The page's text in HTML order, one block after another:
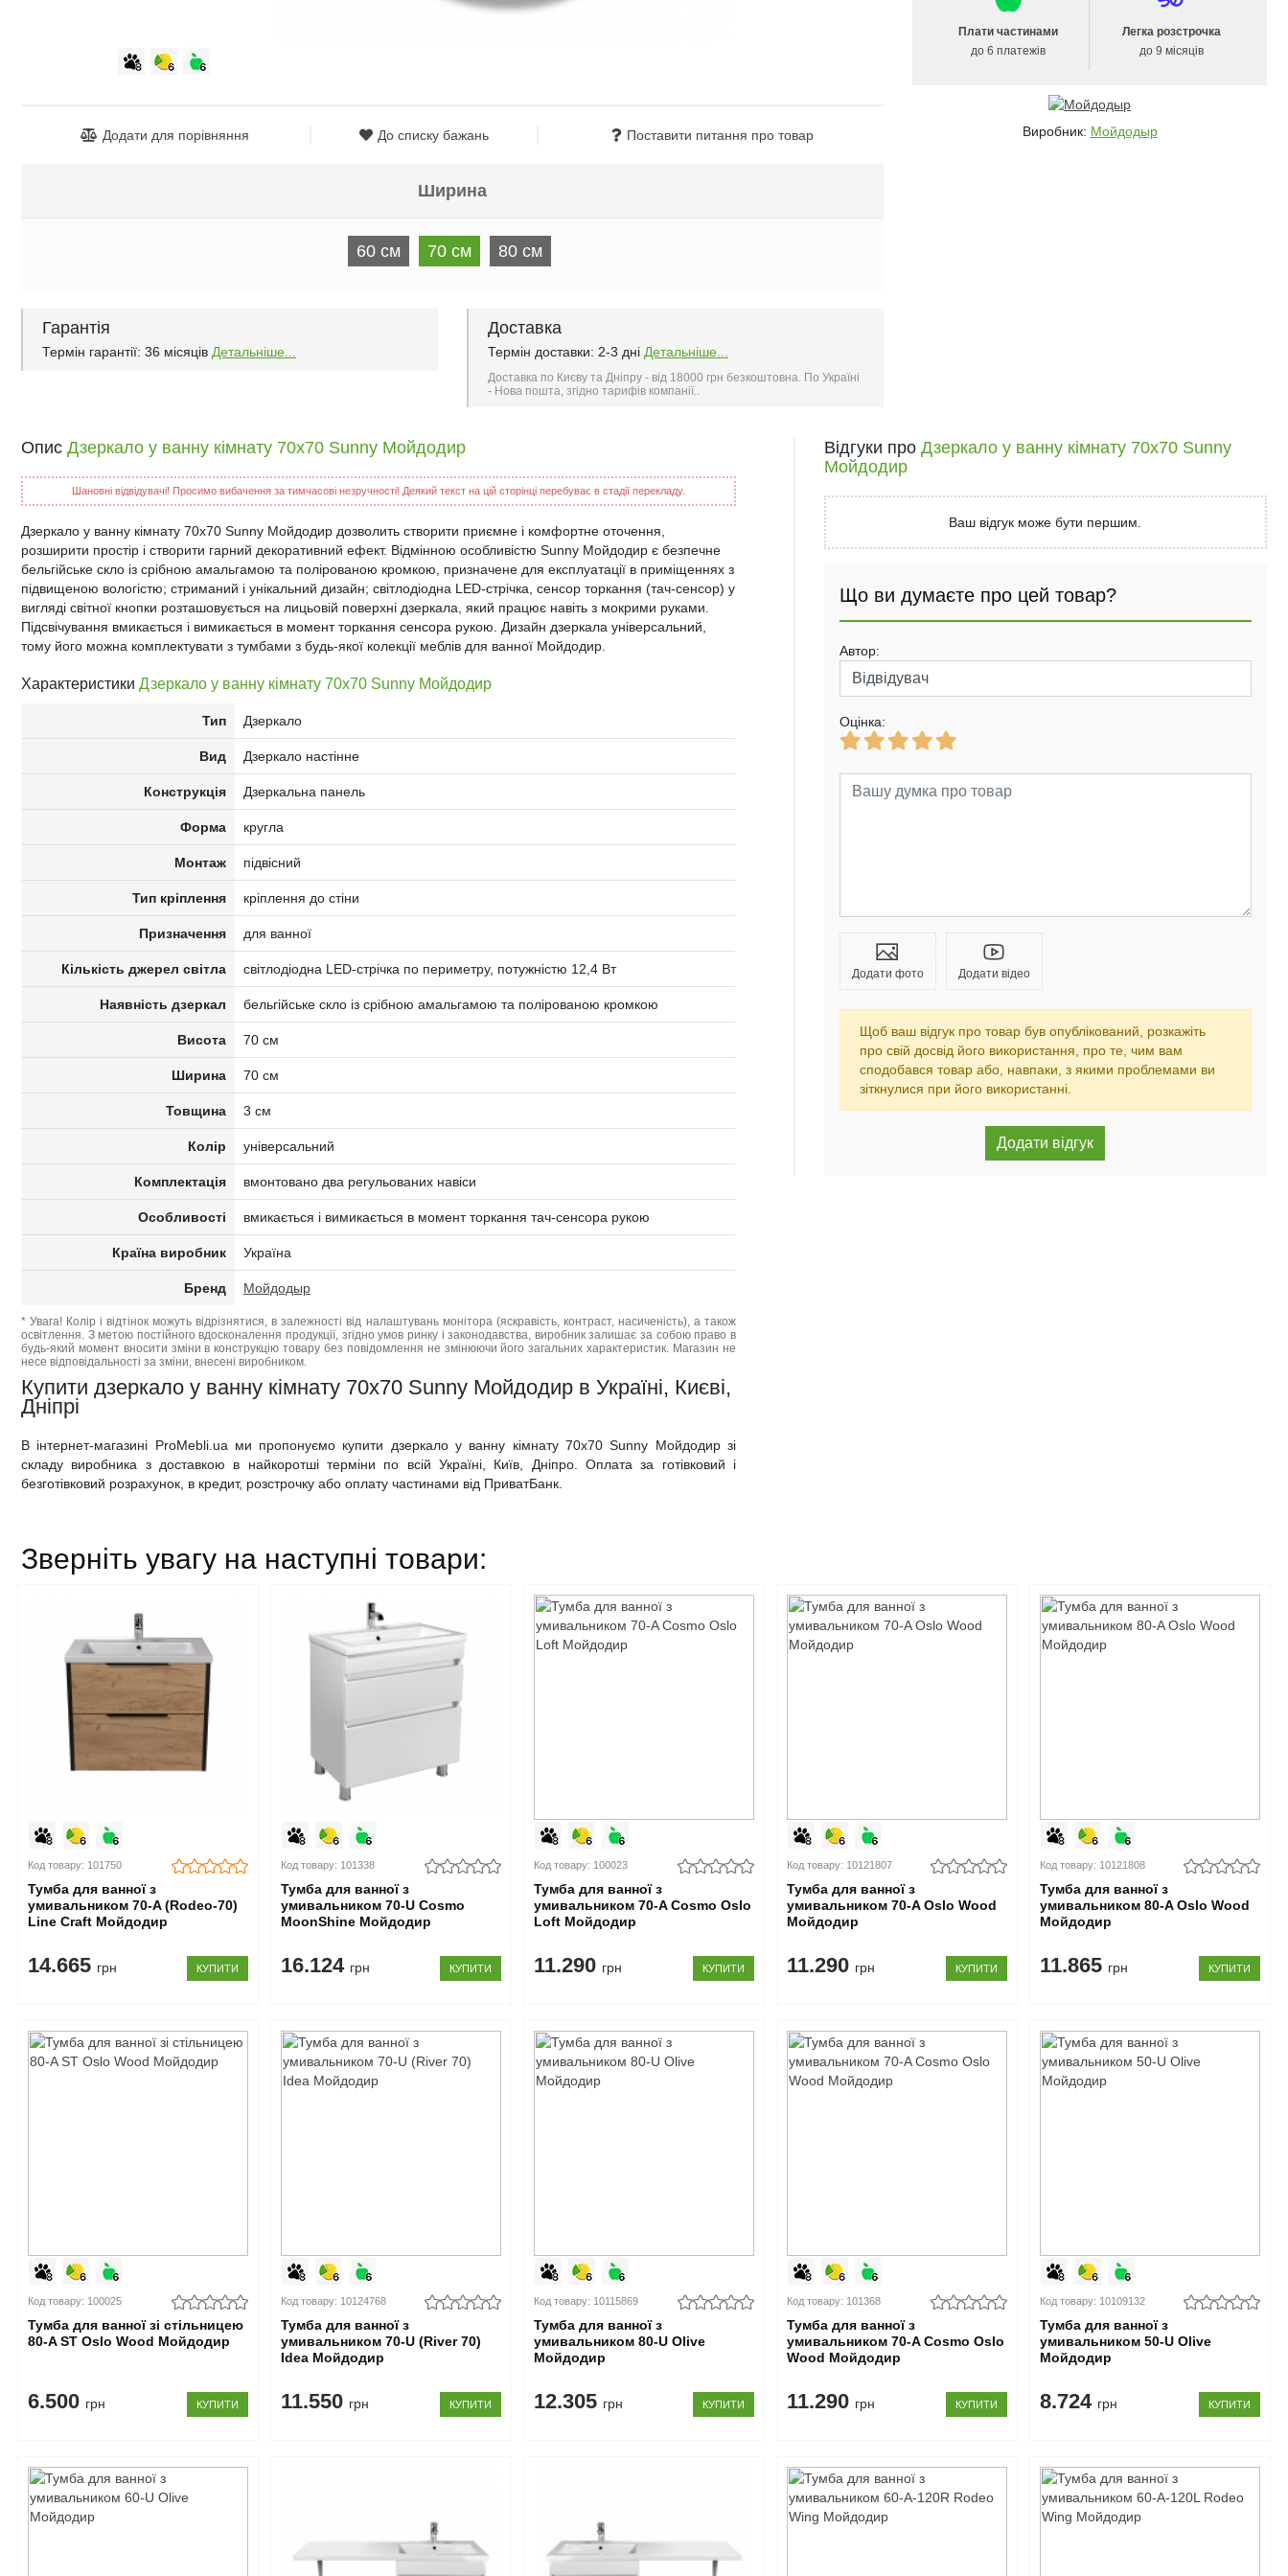
Додати для порівняння До списку бажань Поставити питання про товар
Ширина
60 см 70 см 80 см
Гарантія
Термін гарантії: 36 місяців Детальніше...
Доставка
Термін доставки: 2-3 дні Детальніше...
Доставка по Києву та Дніпру - від 18000 грн безкоштовна. По Україні
- Нова пошта, згідно тарифів компанії..
Плати частинами
до 6 платежів
Легка розстрочка
до 9 місяців
Виробник: Мойдодыр
Опис Дзеркало у ванну кімнату 70х70 Sunny Мойдодир
Шановні відвідувачі! Просимо вибачення за тимчасові незручності! Деякий текст на цій сторінці перебуває в стадії перекладу.
Дзеркало у ванну кімнату 70х70 Sunny Мойдодир дозволить створити приємне і комфортне оточення,
розширити простір і створити гарний декоративний ефект. Відмінною особливістю Sunny Мойдодир є безпечне
бельгійське скло із срібною амальгамою та полірованою кромкою, призначене для експлуатації в приміщеннях з
підвищеною вологістю; стриманий і унікальний дизайн; світлодіодна LED-стрічка, сенсор торкання (тач-сенсор) у
вигляді світної кнопки розташовується на лицьовій поверхні дзеркала, який працює навіть з мокрими руками.
Підсвічування вмикається і вимикається в момент торкання сенсора рукою. Дизайн дзеркала універсальний,
тому його можна комплектувати з тумбами з будь-якої колекції меблів для ванної Мойдодир.
Характеристики Дзеркало у ванну кімнату 70х70 Sunny Мойдодир
Тип Дзеркало
Вид Дзеркало настінне
Конструкція Дзеркальна панель
Форма кругла
Монтаж підвісний
Тип кріплення кріплення до стіни
Призначення для ванної
Кількість джерел світла світлодіодна LED-стрічка по периметру, потужністю 12,4 Вт
Наявність дзеркал бельгійське скло із срібною амальгамою та полірованою кромкою
Висота 70 см
Ширина 70 см
Товщина 3 см
Колір універсальний
Комплектація вмонтовано два регульованих навіси
Особливості вмикається і вимикається в момент торкання тач-сенсора рукою
Країна виробник Україна
Бренд Мойдодыр
* Увага! Колір і відтінок можуть відрізнятися, в залежності від налаштувань монітора (яскравість, контраст, насиченість), а також
освітлення. З метою постійного вдосконалення продукції, згідно умов ринку і законодавства, виробник залишає за собою право в
будь-який момент вносити зміни в конструкцію товару без повідомлення не змінюючи його загальних характеристик. Магазин не
несе відповідальності за зміни, внесені виробником.
Купити дзеркало у ванну кімнату 70х70 Sunny Мойдодир в Україні, Києві,
Дніпрі
В інтернет-магазині ProMebli.ua ми пропонуємо купити дзеркало у ванну кімнату 70х70 Sunny Мойдодир зі
складу виробника з доставкою в найкоротші терміни по всій Україні, Київ, Дніпро. Оплата за готівковий і
безготівковий розрахунок, в кредит, розстрочку або оплату частинами від ПриватБанк.
Відгуки про Дзеркало у ванну кімнату 70х70 Sunny
Мойдодир
Ваш відгук може бути першим.
Що ви думаєте про цей товар?
Автор:
Оцінка:
Додати фото Додати відео
Щоб ваш відгук про товар був опублікований, розкажіть
про свій досвід його використання, про те, чим вам
сподобався товар або, навпаки, з якими проблемами ви
зіткнулися при його використанні.
Зверніть увагу на наступні товари:
Код товару: 101750
Тумба для ванної з
умивальником 70-A (Rodeo-70)
Line Craft Мойдодир
14.665 грн КУПИТИ
Код товару: 101338
Тумба для ванної з
умивальником 70-U Cosmo
MoonShine Мойдодир
16.124 грн КУПИТИ
Код товару: 100023
Тумба для ванної з
умивальником 70-A Cosmo Oslo
Loft Мойдодир
11.290 грн КУПИТИ
Код товару: 10121807
Тумба для ванної з
умивальником 70-A Oslo Wood
Мойдодир
11.290 грн КУПИТИ
Код товару: 10121808
Тумба для ванної з
умивальником 80-A Oslo Wood
Мойдодир
11.865 грн КУПИТИ
Код товару: 100025
Тумба для ванної зі стільницею
80-A ST Oslo Wood Мойдодир
6.500 грн КУПИТИ
Код товару: 10124768
Тумба для ванної з
умивальником 70-U (River 70)
Idea Мойдодир
11.550 грн КУПИТИ
Код товару: 10115869
Тумба для ванної з
умивальником 80-U Olive
Мойдодир
12.305 грн КУПИТИ
Код товару: 101368
Тумба для ванної з
умивальником 70-A Cosmo Oslo
Wood Мойдодир
11.290 грн КУПИТИ
Код товару: 10109132
Тумба для ванної з
умивальником 50-U Olive
Мойдодир
8.724 грн КУПИТИ